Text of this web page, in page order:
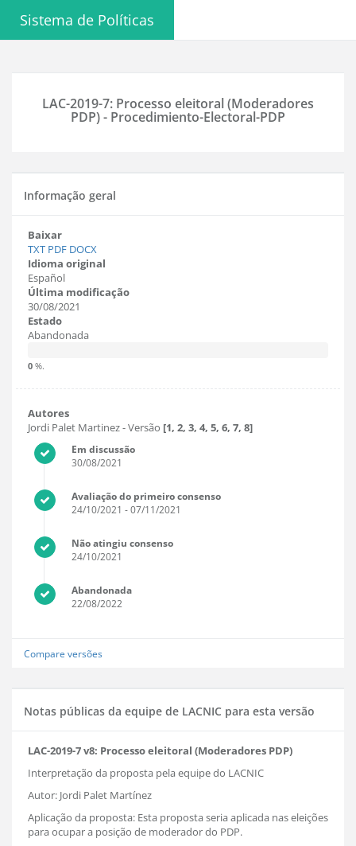
Sistema de Políticas
LAC-2019-7: Processo eleitoral (Moderadores
PDP) - Procedimiento-Electoral-PDP
Informação geral
Baixar
TXT PDF DOCX
Idioma original
Español
Última modificação
30/08/2021
Estado
Abandonada
0 %.
Autores
Jordi Palet Martinez- Versão [1, 2, 3, 4, 5, 6, 7, 8]
Em discussão
30/08/2021
Avaliação do primeiro consenso
24/10/2021 - 07/11/2021
Não atingiu consenso
24/10/2021
Abandonada
22/08/2022
Compare versões
Notas públicas da equipe de LACNIC para esta versão
LAC-2019-7 v8: Processo eleitoral (Moderadores PDP)
Interpretação da proposta pela equipe do LACNIC
Autor: Jordi Palet Martínez
Aplicação da proposta: Esta proposta seria aplicada nas eleições
para ocupar a posição de moderador do PDP.